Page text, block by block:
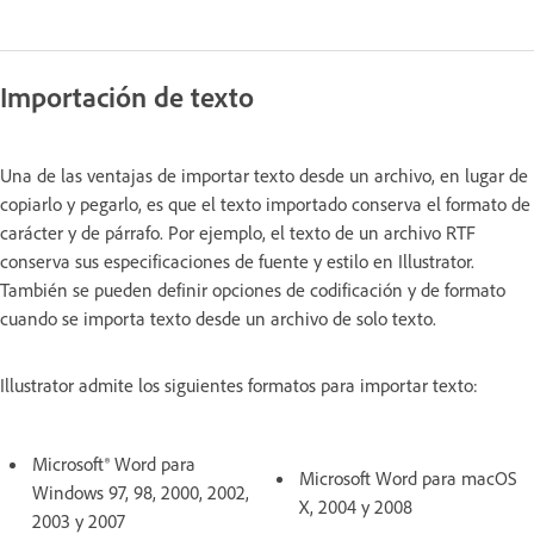
Importación de texto
Una de las ventajas de importar texto desde un archivo, en lugar de
copiarlo y pegarlo, es que el texto importado conserva el formato de
carácter y de párrafo. Por ejemplo, el texto de un archivo RTF
conserva sus especificaciones de fuente y estilo en Illustrator.
También se pueden definir opciones de codificación y de formato
cuando se importa texto desde un archivo de solo texto.
Illustrator admite los siguientes formatos para importar texto:
Microsoft® Word para
Windows 97, 98, 2000, 2002,
2003 y 2007
Microsoft Word para macOS
X, 2004 y 2008